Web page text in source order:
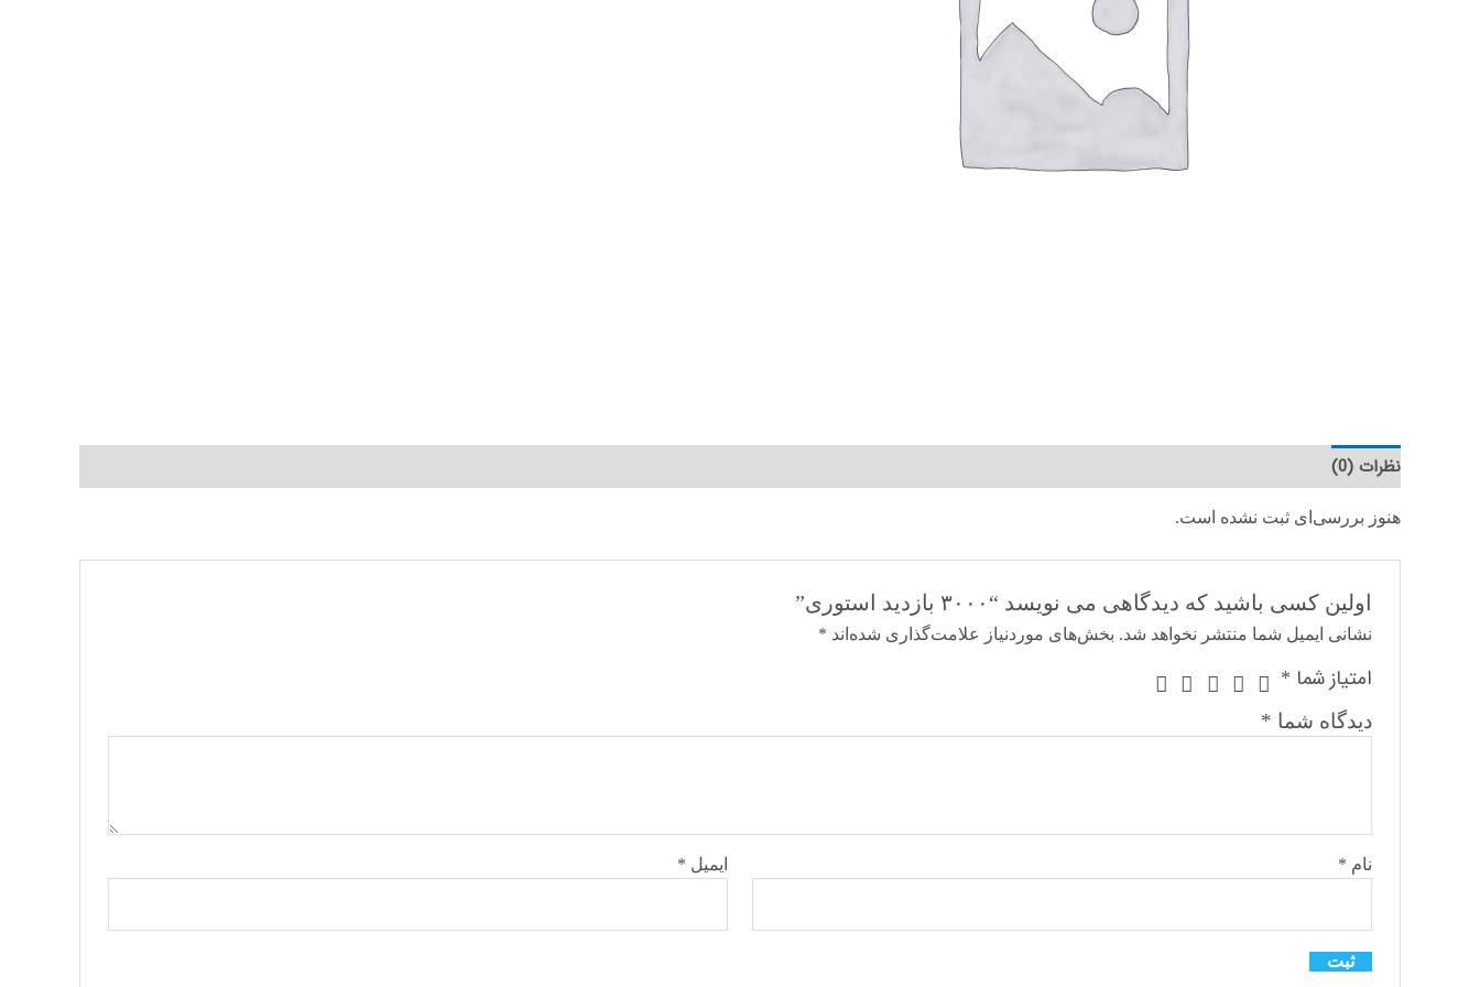
نظرات (0)
هنوز بررسی‌ای ثبت نشده است.
اولین کسی باشید که دیدگاهی می نویسد “۳۰۰۰ بازدید استوری”
نشانی ایمیل شما منتشر نخواهد شد. بخش‌های موردنیاز علامت‌گذاری شده‌اند *
امتیاز شما *
دیدگاه شما *
نام * ایمیل *